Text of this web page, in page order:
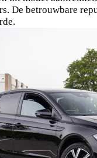
De betrouwbare